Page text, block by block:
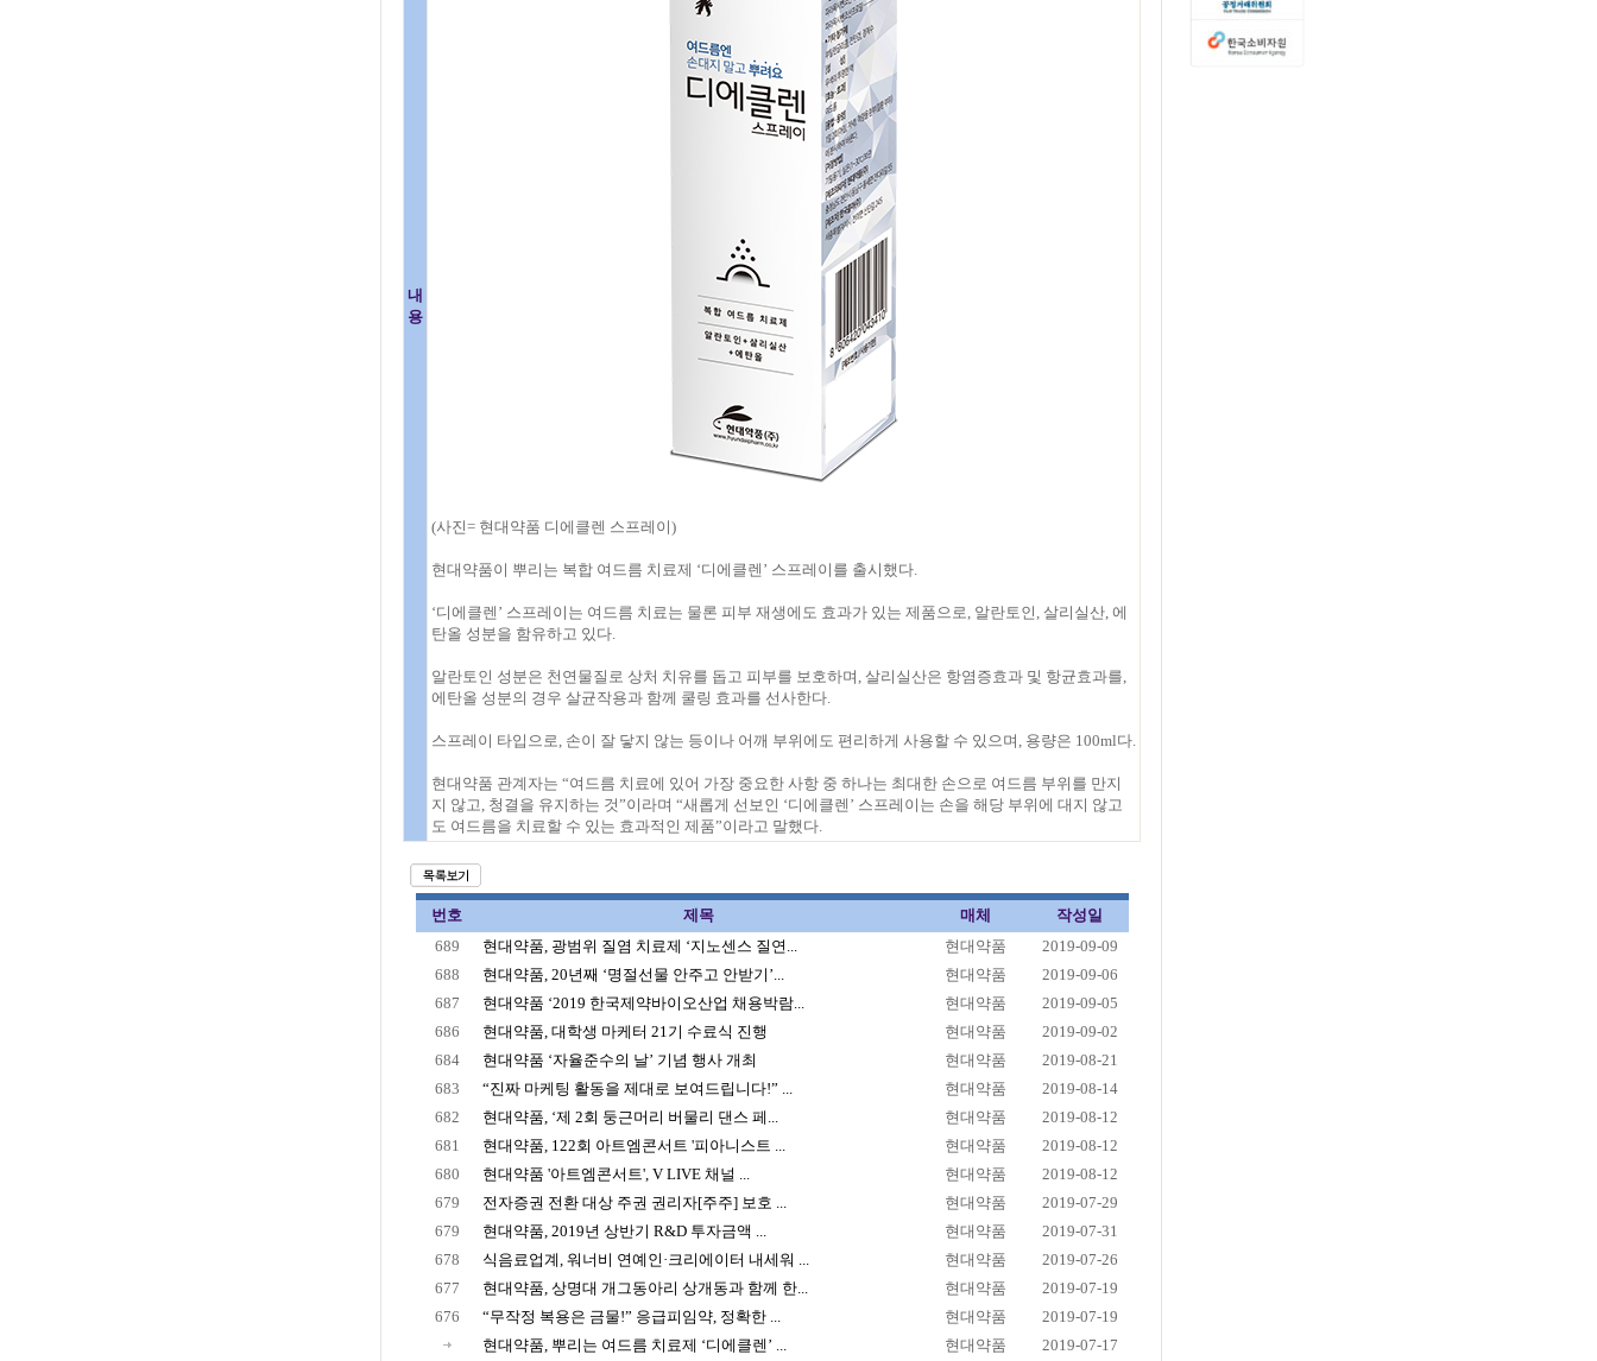
내
용
(사진= 현대약품 디에클렌 스프레이)
현대약품이 뿌리는 복합 여드름 치료제 ‘디에클렌’ 스프레이를 출시했다.
‘디에클렌’ 스프레이는 여드름 치료는 물론 피부 재생에도 효과가 있는 제품으로, 알란토인, 살리실산, 에
탄올 성분을 함유하고 있다.
알란토인 성분은 천연물질로 상처 치유를 돕고 피부를 보호하며, 살리실산은 항염증효과 및 항균효과를,
에탄올 성분의 경우 살균작용과 함께 쿨링 효과를 선사한다.
스프레이 타입으로, 손이 잘 닿지 않는 등이나 어깨 부위에도 편리하게 사용할 수 있으며, 용량은 100ml다.
현대약품 관계자는 “여드름 치료에 있어 가장 중요한 사항 중 하나는 최대한 손으로 여드름 부위를 만지
지 않고, 청결을 유지하는 것”이라며 “새롭게 선보인 ‘디에클렌’ 스프레이는 손을 해당 부위에 대지 않고
도 여드름을 치료할 수 있는 효과적인 제품”이라고 말했다.
번호 제목 매체
작성일
689
현대약품, 광범위 질염 치료제 ‘지노센스 질연... 현대약품
2019-09-09
688
현대약품, 20년째 ‘명절선물 안주고 안받기’... 현대약품
2019-09-06
687
현대약품 ‘2019 한국제약바이오산업 채용박람... 현대약품
2019-09-05
686
현대약품, 대학생 마케터 21기 수료식 진행 현대약품
2019-09-02
684
현대약품 ‘자율준수의 날’ 기념 행사 개최 현대약품
2019-08-21
683
“진짜 마케팅 활동을 제대로 보여드립니다!” ... 현대약품
2019-08-14
682
현대약품, ‘제 2회 둥근머리 버물리 댄스 페... 현대약품
2019-08-12
681
현대약품, 122회 아트엠콘서트 '피아니스트 ... 현대약품
2019-08-12
680
현대약품 '아트엠콘서트', V LIVE 채널 ... 현대약품
2019-08-12
679
전자증권 전환 대상 주권 권리자[주주] 보호 ... 현대약품
2019-07-29
679
현대약품, 2019년 상반기 R&D 투자금액 ... 현대약품
2019-07-31
678
식음료업계, 워너비 연예인·크리에이터 내세워 ... 현대약품
2019-07-26
677
현대약품, 상명대 개그동아리 상개동과 함께 한... 현대약품
2019-07-19
676
“무작정 복용은 금물!” 응급피임약, 정확한 ... 현대약품
2019-07-19
현대약품, 뿌리는 여드름 치료제 ‘디에클렌’ ...
현대약품 2019-07-17